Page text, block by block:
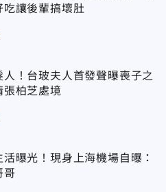
吃讓後輩搞壞肚
人！台玻夫人首發聲曝喪子之
柏芝處境
曝光！現身上海機場自曝：
哥